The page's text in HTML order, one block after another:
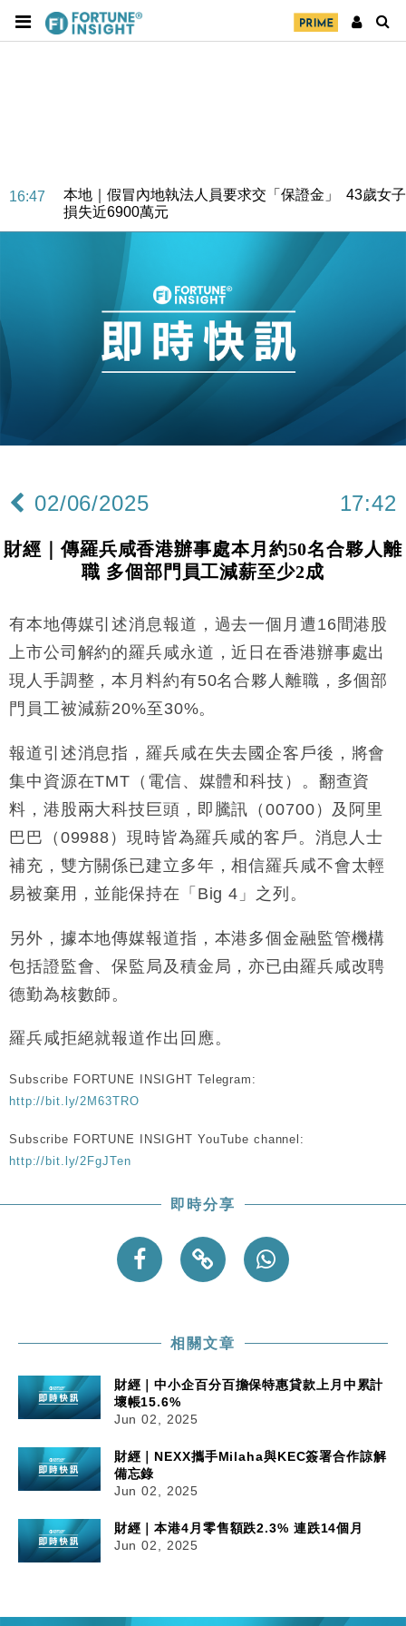
16:47
本地｜假冒內地執法人員要求交「保證金」 43歲女子
損失近6900萬元
財經｜日經失守6.5萬點後回穩 全周仍升近2%
財經｜恒隆10月換帥 玩具「反」斗城亞洲CEO蔡德
財經｜韓股反覆波動收跌 連挫7周創逾3年最長跌勢
13:44
財經｜內地7月美元計價出口增近24%勝預期 貿易順
財經｜日本春季三度入市撐日圓 4月單日斥6.28萬億
15:59
財經｜SA售股自救後再出手 斥4億美元押注未上市公
18:31
財經｜華僑銀行上半年淨利創新高 中期息增15%至
47仙
及消費表現
16:47
本地｜假冒內地執法人員要求交「保證金」 43歲女子
損失近6900萬元
財經｜日經失守6.5萬點後回穩 全周仍升近2%
粦接任
15:11
財經｜韓股反覆波動收跌 連挫7周創逾3年最長跌勢
13:44
財經｜內地7月美元計價出口增近24%勝預期 貿易順
差達1125億美元
12:44
財經｜日本春季三度入市撐日圓 4月單日斥6.28萬億
日圓干預創新高
張
15:59
財經｜SA售股自救後再出手 斥4億美元押注未上市公
司
02/06/2025 17:42
財經｜傳羅兵咸香港辦事處本月約50名合夥人離
職 多個部門員工減薪至少2成
有本地傳媒引述消息報道，過去一個月遭16間港股
上市公司解約的羅兵咸永道，近日在香港辦事處出
現人手調整，本月料約有50名合夥人離職，多個部
門員工被減薪20%至30%。
報道引述消息指，羅兵咸在失去國企客戶後，將會
集中資源在TMT（電信、媒體和科技）。翻查資
料，港股兩大科技巨頭，即騰訊（00700）及阿里
巴巴（09988）現時皆為羅兵咸的客戶。消息人士
補充，雙方關係已建立多年，相信羅兵咸不會太輕
易被棄用，並能保持在「Big 4」之列。
另外，據本地傳媒報道指，本港多個金融監管機構
包括證監會、保監局及積金局，亦已由羅兵咸改聘
德勤為核數師。
羅兵咸拒絕就報道作出回應。
Subscribe FORTUNE INSIGHT Telegram:
http://bit.ly/2M63TRO
Subscribe FORTUNE INSIGHT YouTube channel:
http://bit.ly/2FgJTen
即時分享
相關文章
財經｜中小企百分百擔保特惠貸款上月中累計
壞帳15.6%
Jun 02, 2025
財經｜NEXX攜手Milaha與KEC簽署合作諒解
備忘錄
Jun 02, 2025
財經｜本港4月零售額跌2.3% 連跌14個月
Jun 02, 2025